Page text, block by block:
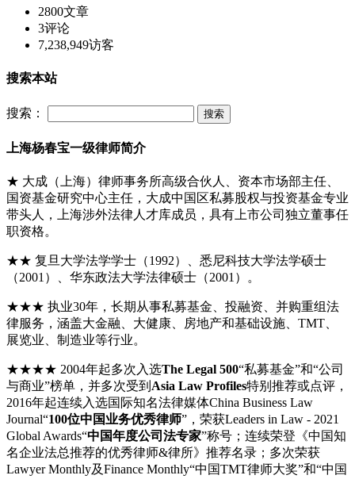
2800文章
3评论
7,238,949访客
搜索本站
搜索：
上海杨春宝一级律师简介
★ 大成（上海）律师事务所高级合伙人、资本市场部主任、
国资基金研究中心主任，大成中国区私募股权与投资基金专业
带头人，上海涉外法律人才库成员，具有上市公司独立董事任
职资格。
★★ 复旦大学法学学士（1992）、悉尼科技大学法学硕士
（2001）、华东政法大学法律硕士（2001）。
★★★ 执业30年，长期从事私募基金、投融资、并购重组法
律服务，涵盖大金融、大健康、房地产和基础设施、TMT、
展览业、制造业等行业。
★★★★ 2004年起多次入选The Legal 500“私募基金”和“公司
与商业”榜单，并多次受到 Asia Law Profiles特别推荐或点评，
2016年起连续入选国际知名法律媒体China Business Law
Journal“100位中国业务优秀律师”，荣获Leaders in Law - 2021
Global Awards“中国年度公司法专家”称号；连续荣登《中国知
名企业法总推荐的优秀律师&律所》推荐名录；多次荣获
Lawyer Monthly及Finance Monthly“中国TMT律师大奖”和“中国